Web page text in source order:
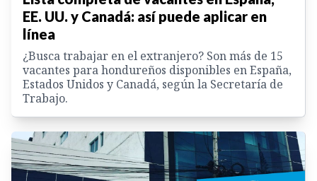
EE. UU. y Canadá: así puede aplicar en
línea
¿Busca trabajar en el extranjero? Son más de 15
vacantes para hondureños disponibles en España,
Estados Unidos y Canadá, según la Secretaría de
Trabajo.